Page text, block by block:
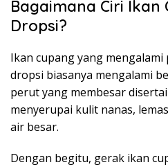
Bagaimana Ciri Ikan
Dropsi?
Ikan cupang yang
dropsi biasanya mengalami
perut yang membesar
menyerupai kulit nanas,
air besar.
Dengan begitu, gerak ikan